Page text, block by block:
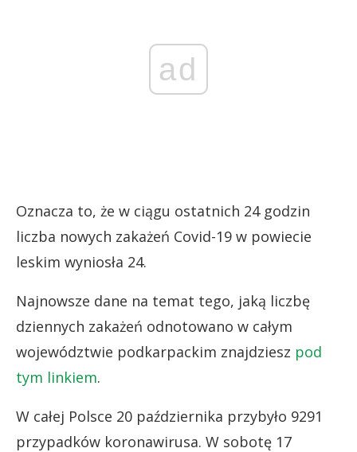
ad
Oznacza to, że w ciągu ostatnich 24 godzin
liczba nowych zakażeń Covid-19 w powiecie
leskim wyniosła 24.
Najnowsze dane na temat tego, jaką liczbę
dziennych zakażeń odnotowano w całym
województwie podkarpackim znajdziesz pod
tym linkiem.
W całej Polsce 20 października przybyło 9291
przypadków koronawirusa. W sobotę 17